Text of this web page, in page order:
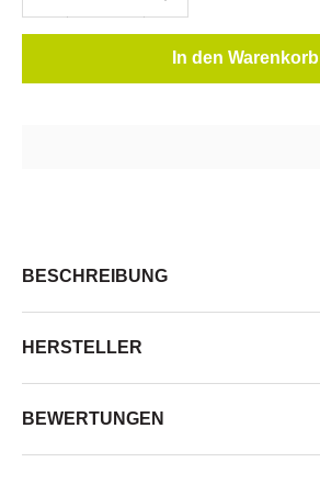
In den Warenkorb
BESCHREIBUNG
HERSTELLER
BEWERTUNGEN